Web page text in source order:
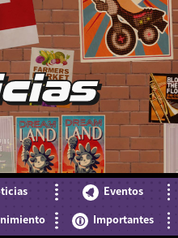
Eventos
Importantes